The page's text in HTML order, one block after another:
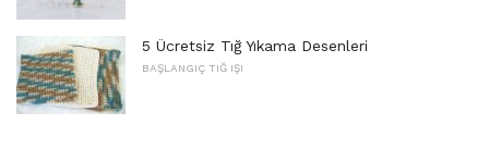
5 Ücretsiz Tığ Yıkama Desenleri
BAŞLANGIÇ ​​TIĞ IŞI